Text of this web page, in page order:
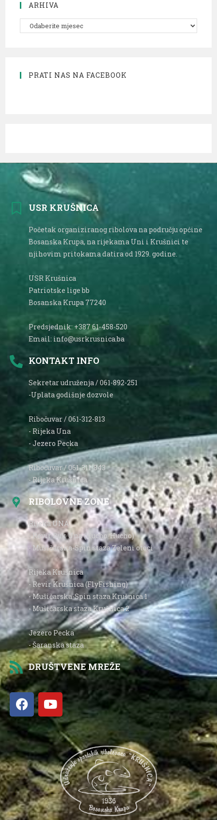
ARHIVA
PRATI NAS NA FACEBOOK
USR KRUŠNICA
Početak organiziranog ribolova na području općine
Bosanska Krupa, na rijekama Uni i Krušnici te
njihovim pritokama datira od 1929. godine.
USR Krušnica
Patriotske lige bb
Bosanska Krupa 77240
Predsjednik: +387 61-458-520
Email: info@usrkrusnica.ba
KONTAKT INFO
Sekretar udruženja / 061-892-251
-Uplata godišnje dozvole
Ribočuvar / 061-312-813
- Rijeka Una
- Jezero Pecka
Ribočuvar / 061-311-843
- Rijeka Krušnica
RIBOLOVNE ZONE
Rijeka UNA
- Revir Buk Una (Hucho-Hucho)
- Mušičarska-Spin staza Zeleni otoci
Rijeka Krušnica
- Revir Krušnica (FlyFishing)
- Mušičarska-Spin staza Krušnica 1
- Mušičarska staza Krušnica 2
Jezero Pecka
- Šaranska staza
DRUŠTVENE MREŽE